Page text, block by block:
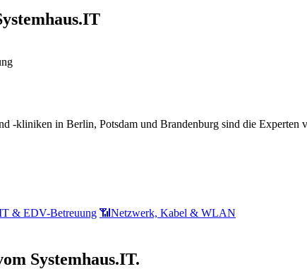
-kliniken in Berlin, Potsdam und Brandenburg sind die
& EDV-Betreuung 📶 Netzwerk, Kabel & WLAN
Systemhaus.IT.